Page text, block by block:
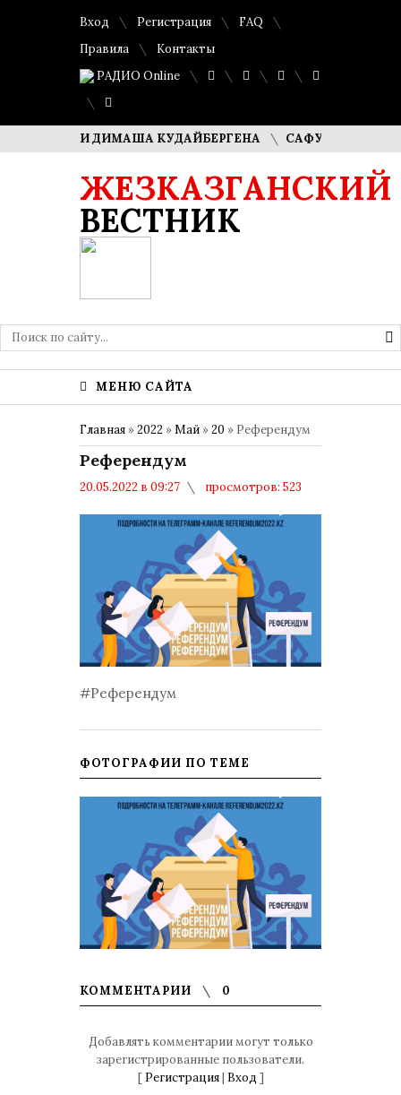
Вход Регистрация
FAQ
Правила
Контакты
РАДИО Online
ДИМАША КУДАЙБЕРГЕНА САФУАН
ЖЕЗКАЗГАНСКИЙ
ВЕСТНИК
МЕНЮ САЙТА
Главная »2022 »Май »20 » Референдум
Референдум
20.05.2022 в 09:27
просмотров: 523
#Референдум
ФОТОГРАФИИ ПО ТЕМЕ
КОММЕНТАРИИ 0
Добавлять комментарии могут только
зарегистрированные пользователи.
[ Регистрация| Вход ]